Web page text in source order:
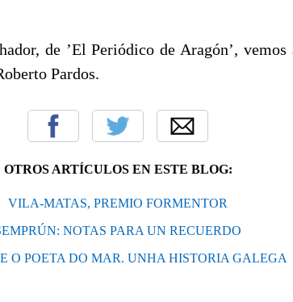
de ’El Periódico de Aragón’, vemos
Pardos.
OTROS ARTÍCULOS EN ESTE BLOG:
VILA-MATAS, PREMIO FORMENTOR
NOTAS PARA UN RECUERDO
O POETA DO MAR. UNHA HISTORIA GALEGA